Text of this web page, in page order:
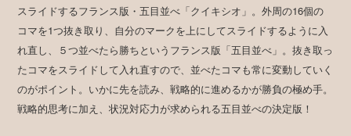
スライドするフランス版・五目並べ「クイキシオ」。外周の16個の
コマを1つ抜き取り、自分のマークを上にしてスライドするように入
れ直し、５つ並べたら勝ちというフランス版「五目並べ」。抜き取っ
たコマをスライドして入れ直すので、並べたコマも常に変動していく
のがポイント。いかに先を読み、戦略的に進めるかが勝負の極め手。
戦略的思考に加え、状況対応力が求められる五目並べの決定版！